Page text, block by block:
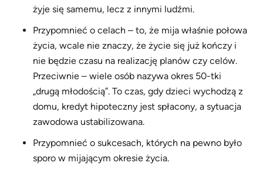
żyje się samemu, lecz z innymi ludźmi.
Przypomnieć o celach – to, że mija właśnie połowa
życia, wcale nie znaczy, że życie się już kończy i
nie będzie czasu na realizację planów czy celów.
Przeciwnie – wiele osób nazywa okres 50-tki
„drugą młodością”. To czas, gdy dzieci wychodzą z
domu, kredyt hipoteczny jest spłacony, a sytuacja
zawodowa ustabilizowana.
Przypomnieć o sukcesach, których na pewno było
sporo w mijającym okresie życia.